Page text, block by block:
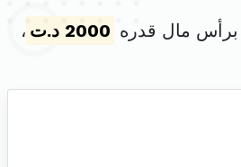
2000 د.ت
،